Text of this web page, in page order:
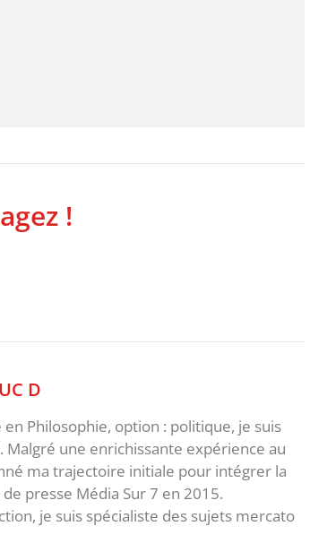
!
D
en Philosophie, option : politique, je suis
une enrichissante expérience au
ma trajectoire initiale pour intégrer la
presse Média Sur 7 en 2015.
je suis spécialiste des sujets mercato